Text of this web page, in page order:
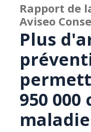
Rapport de
Aviseo
Plus
950 000